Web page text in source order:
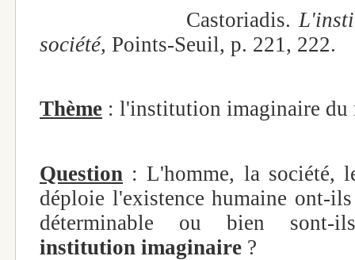
Castoriadis.
société, Points-Seuil, p. 221, 222.
Thème : l'institution imaginaire du
Question : L'homme, la société,
déploie l'existence humaine ont-
déterminable ou bien sont-
institution imaginaire ?